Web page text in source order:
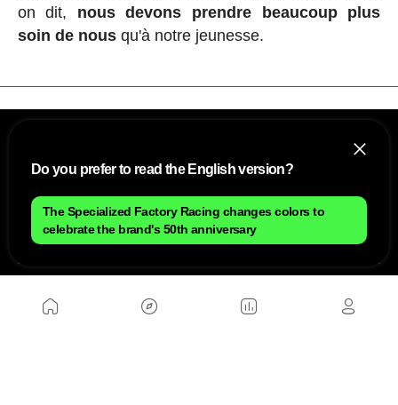
on dit, nous devons prendre beaucoup plus
soin de nousqu'à notre jeunesse.
Contact
Travailler avec nous
Do you prefer to read the English version?
The Specialized Factory Racing changes colors to
celebrate the brand's 50th anniversary